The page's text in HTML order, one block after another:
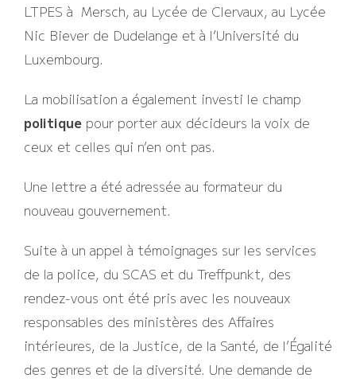
LTPES à Mersch, au Lycée de Clervaux, au Lycée
Nic Biever de Dudelange et à l’Université du
Luxembourg.
La mobilisation a également investi le champ
politique pour porter aux décideurs la voix de
ceux et celles qui n’en ont pas.
Une lettre a été adressée au formateur du
nouveau gouvernement.
Suite à un appel à témoignages sur les services
de la police, du SCAS et du Treffpunkt, des
rendez-vous ont été pris avec les nouveaux
responsables des ministères des Affaires
intérieures, de la Justice, de la Santé, de l’Égalité
des genres et de la diversité. Une demande de